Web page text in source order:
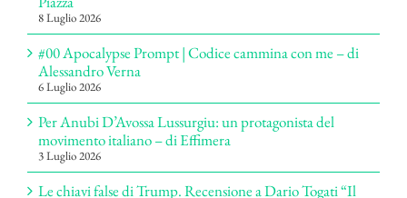
8 Luglio 2026
#00 Apocalypse Prompt | Codice cammina con me – di
Alessandro Verna
6 Luglio 2026
Per Anubi D’Avossa Lussurgiu: un protagonista del
movimento italiano – di Effimera
3 Luglio 2026
Le chiavi false di Trump. Recensione a Dario Togati “Il